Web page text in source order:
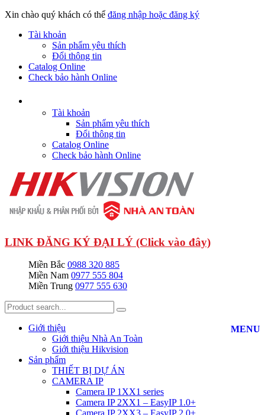
Xin chào quý khách có thể đăng nhập hoặc đăng ký
Tài khoản
Sản phẩm yêu thích
Đổi thông tin
Catalog Online
Check bảo hành Online
Tài khoản
Sản phẩm yêu thích
Đổi thông tin
Catalog Online
Check bảo hành Online
LINK ĐĂNG KÝ ĐẠI LÝ (Click vào đây)
Miền Bắc 0988 320 885
Miền Nam 0977 555 804
Miền Trung 0977 555 630
MENU
Giới thiệu
Giới thiệu Nhà An Toàn
Giới thiệu Hikvision
Sản phẩm
THIẾT BỊ DỰ ÁN
CAMERA IP
Camera IP 1XX1 series
Camera IP 2XX1 – EasyIP 1.0+